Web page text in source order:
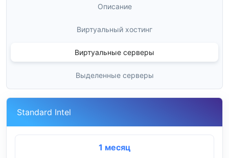
Описание
Виртуальный хостинг
Виртуальные серверы
Выделенные серверы
Standard Intel
1 месяц